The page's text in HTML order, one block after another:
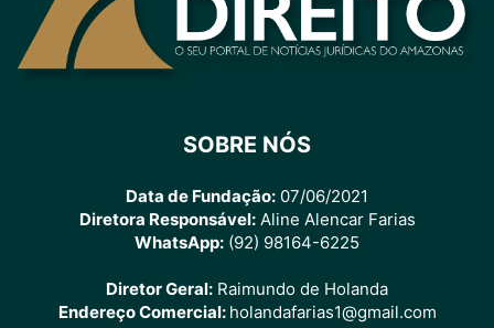
SOBRE NÓS
Data de Fundação: 07/06/2021
Diretora Responsável:Aline Alencar Farias
WhatsApp: (92) 98164-6225
Diretor Geral: Raimundo de Holanda
Endereço Comercial: holandafarias1@gmail.com